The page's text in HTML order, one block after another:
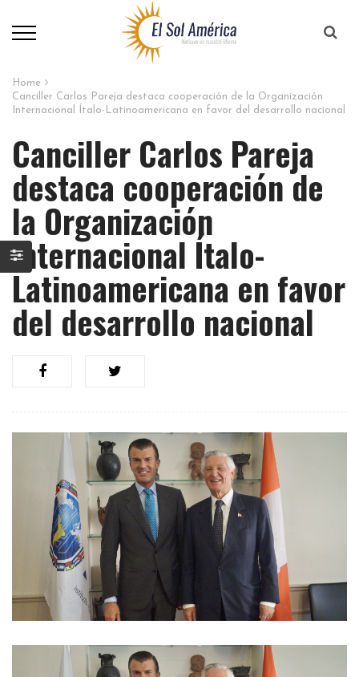
Home
Canciller Carlos Pareja destaca cooperación de la Organización
Internacional Ítalo-Latinoamericana en favor del desarrollo nacional
Canciller Carlos Pareja
destaca cooperación de
la Organización
Internacional Ítalo-
Latinoamericana en favor
del desarrollo nacional